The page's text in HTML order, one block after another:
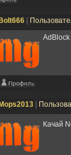
Bolt666
Mops2013
Качай